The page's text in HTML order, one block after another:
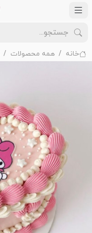
خانه همه محصولات